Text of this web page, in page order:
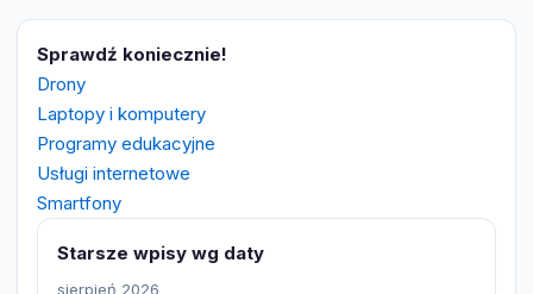
Sprawdź koniecznie!
Drony
Laptopy i komputery
Programy edukacyjne
Usługi internetowe
Smartfony
Starsze wpisy wg daty
sierpień 2026